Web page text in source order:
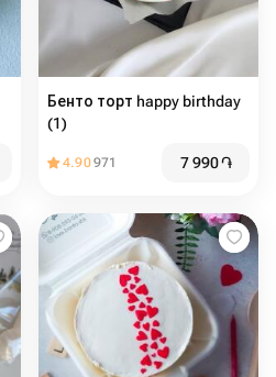
Бенто торт happy birthday
(1)
4.90971 7 990֏